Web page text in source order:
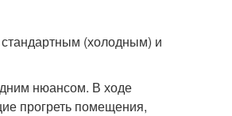
(холодным) и
нюансом. В ходе
прогреть помещения,